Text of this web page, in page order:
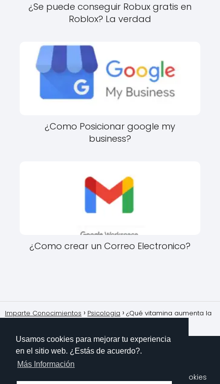
¿Se puede conseguir Robux gratis en
Roblox? La verdad
¿Como Posicionar google my
business?
¿Como crear un Correo Electronico?
Imparte Conocimientos Psicologia
¿Qué vitamina aumenta la
Política de Cookies
Usamos cookies para mejorar tu experiencia
en el sitio web. ¿Estás de acuerdo?.
Más Información